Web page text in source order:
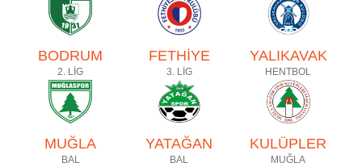
BODRUM
2. LİG
FETHİYE
3. LİG
YALIKAVAK
HENTBOL
MUĞLA
BAL
YATAĞAN
BAL
KULÜPLER
MUĞLA